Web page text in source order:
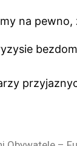
na pewno,